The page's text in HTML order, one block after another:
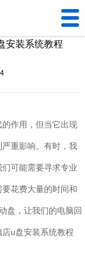
U盘工具
装机问题
电脑问题
安装系统教程
作用，但当它出现
重影响。有时，我
可能需要寻求专业
花费大量的时间和
盘，让我们的电脑回
u盘安装系统教程